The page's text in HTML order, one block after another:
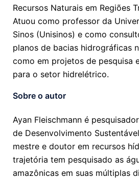
Recursos Naturais em Regiões
Atuou como professor da
Sinos (Unisinos) e como
planos de bacias hidrográficas
como em projetos de pesquisa
para o setor hidrelétrico.
Sobre o autor
Ayan Fleischmann é
de Desenvolvimento
mestre e doutor em recursos
trajetória tem pesquisado as
amazônicas em suas múltiplas